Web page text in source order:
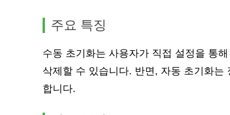
주요 특징
수동 초기화는 사용자가 직접 설정을 통
삭제할 수 있습니다. 반면, 자동 초기화
합니다.